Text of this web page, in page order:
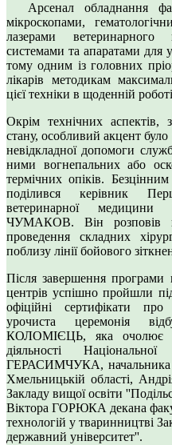
Арсенал обладнання
мікроскопами,
лазерами ветеринарного
системами та апаратами для
тому одним із головних
лікарів методикам
цієї техніки в щоденній
Окрім технічних
стану, особливий акцент
невідкладної допомоги
ними вогнепальних або
термічних опіків.
поділився керівник
ветеринарної
ЧУМАКОВ. Він розповів
проведення складних
поблизу лінії бойового
Після завершення програми
центрів успішно пройшли
офіційні сертифікати
урочиста церемонія
КОЛОМІЄЦЬ, яка очолює
діяльності
ГЕРАСИМЧУКА, начальника
Хмельницькій області,
Закладу вищої освіти
Віктора ГОРЮКА декана
технологій у тваринництві
державний університет''.